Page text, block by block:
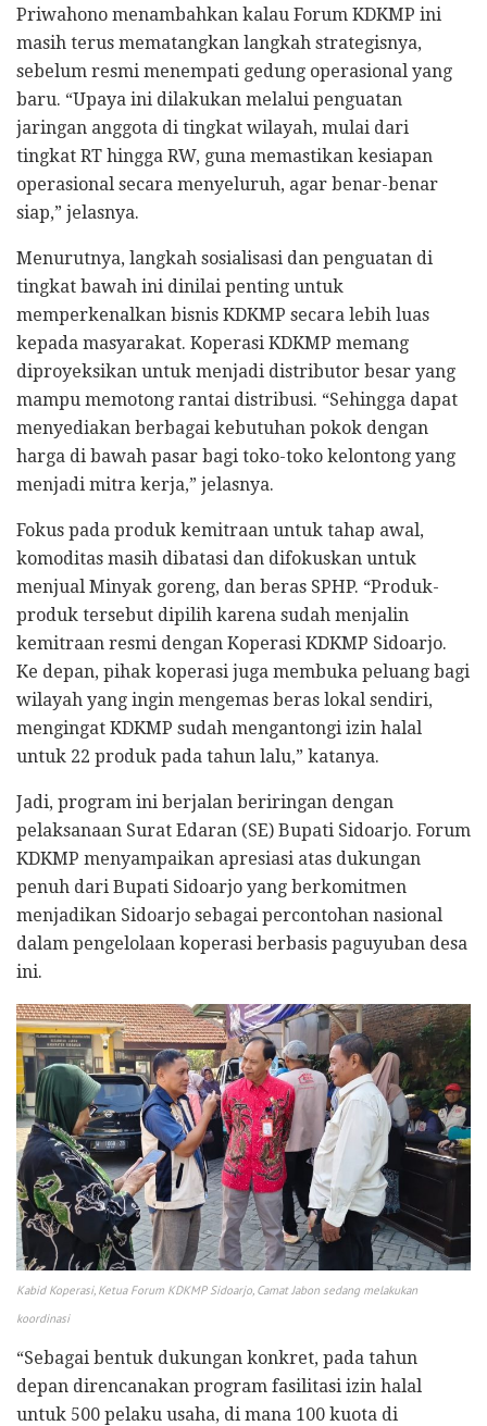
Priwahono menambahkan kalau Forum KDKMP ini
masih terus mematangkan langkah strategisnya,
sebelum resmi menempati gedung operasional yang
baru. “Upaya ini dilakukan melalui penguatan
jaringan anggota di tingkat wilayah, mulai dari
tingkat RT hingga RW, guna memastikan kesiapan
operasional secara menyeluruh, agar benar-benar
siap,” jelasnya.
Menurutnya, langkah sosialisasi dan penguatan di
tingkat bawah ini dinilai penting untuk
memperkenalkan bisnis KDKMP secara lebih luas
kepada masyarakat. Koperasi KDKMP memang
diproyeksikan untuk menjadi distributor besar yang
mampu memotong rantai distribusi. “Sehingga dapat
menyediakan berbagai kebutuhan pokok dengan
harga di bawah pasar bagi toko-toko kelontong yang
menjadi mitra kerja,” jelasnya.
Fokus pada produk kemitraan untuk tahap awal,
komoditas masih dibatasi dan difokuskan untuk
menjual Minyak goreng, dan beras SPHP. “Produk-
produk tersebut dipilih karena sudah menjalin
kemitraan resmi dengan Koperasi KDKMP Sidoarjo.
Ke depan, pihak koperasi juga membuka peluang bagi
wilayah yang ingin mengemas beras lokal sendiri,
mengingat KDKMP sudah mengantongi izin halal
untuk 22 produk pada tahun lalu,” katanya.
Jadi, program ini berjalan beriringan dengan
pelaksanaan Surat Edaran (SE) Bupati Sidoarjo. Forum
KDKMP menyampaikan apresiasi atas dukungan
penuh dari Bupati Sidoarjo yang berkomitmen
menjadikan Sidoarjo sebagai percontohan nasional
dalam pengelolaan koperasi berbasis paguyuban desa
ini.
Kabid Koperasi, Ketua Forum KDKMP Sidoarjo, Camat Jabon sedang melakukan
koordinasi
“Sebagai bentuk dukungan konkret, pada tahun
depan direncanakan program fasilitasi izin halal
untuk 500 pelaku usaha, di mana 100 kuota di